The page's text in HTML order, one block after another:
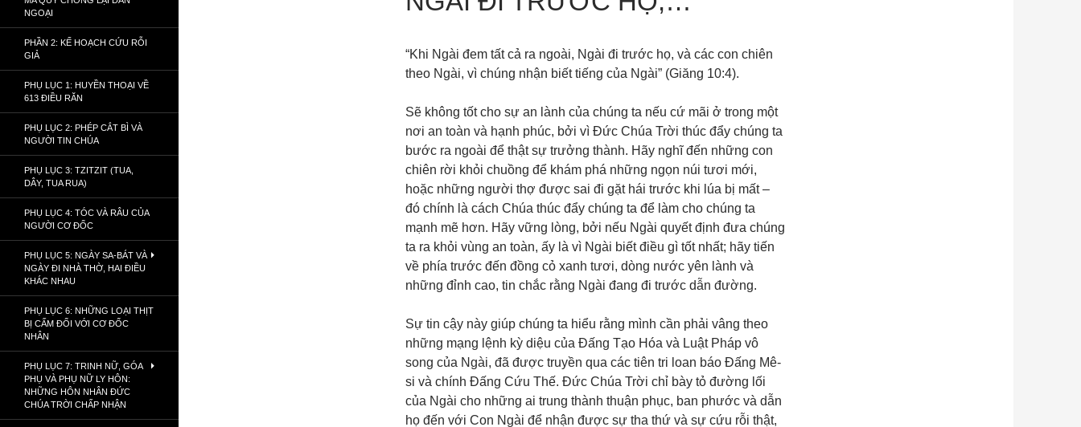
“Khi Ngài đem tất cả ra ngoài, Ngài đi trước họ, và các con chiên
theo Ngài, vì chúng nhận biết tiếng của Ngài” (Giăng 10:4).
Sẽ không tốt cho sự an lành của chúng ta nếu cứ mãi ở trong một
nơi an toàn và hạnh phúc, bởi vì Đức Chúa Trời thúc đẩy chúng ta
bước ra ngoài để thật sự trưởng thành. Hãy nghĩ đến những con
chiên rời khỏi chuồng để khám phá những ngọn núi tươi mới,
hoặc những người thợ được sai đi gặt hái trước khi lúa bị mất –
đó chính là cách Chúa thúc đẩy chúng ta để làm cho chúng ta
mạnh mẽ hơn. Hãy vững lòng, bởi nếu Ngài quyết định đưa chúng
ta ra khỏi vùng an toàn, ấy là vì Ngài biết điều gì tốt nhất; hãy tiến
về phía trước đến đồng cỏ xanh tươi, dòng nước yên lành và
những đỉnh cao, tin chắc rằng Ngài đang đi trước dẫn đường.
Sự tin cậy này giúp chúng ta hiểu rằng mình cần phải vâng theo
những mạng lệnh kỳ diệu của Đấng Tạo Hóa và Luật Pháp vô
song của Ngài, đã được truyền qua các tiên tri loan báo Đấng Mê-
si và chính Đấng Cứu Thế. Đức Chúa Trời chỉ bày tỏ đường lối
của Ngài cho những ai trung thành thuận phục, ban phước và dẫn
họ đến với Con Ngài để nhận được sự tha thứ và sự cứu rỗi thật,
NGOẠI
PHẦN 2: KẾ HOẠCH CỨU RỖI
GIẢ
PHỤ LỤC 1: HUYỀN THOẠI VỀ
613 ĐIỀU RĂN
PHỤ LỤC 2: PHÉP CẮT BÌ VÀ
NGƯỜI TIN CHÚA
PHỤ LỤC 3: TZITZIT (TUA,
DÂY, TUA RUA)
PHỤ LỤC 4: TÓC VÀ RÂU CỦA
NGƯỜI CƠ ĐỐC
PHỤ LỤC 5: NGÀY SA-BÁT VÀ
NGÀY ĐI NHÀ THỜ, HAI ĐIỀU
KHÁC NHAU
PHỤ LỤC 6: NHỮNG LOẠI THỊT
BỊ CẤM ĐỐI VỚI CƠ ĐỐC
NHÂN
PHỤ LỤC 7: TRINH NỮ, GÓA
PHỤ VÀ PHỤ NỮ LY HÔN:
NHỮNG HÔN NHÂN ĐỨC
CHÚA TRỜI CHẤP NHẬN